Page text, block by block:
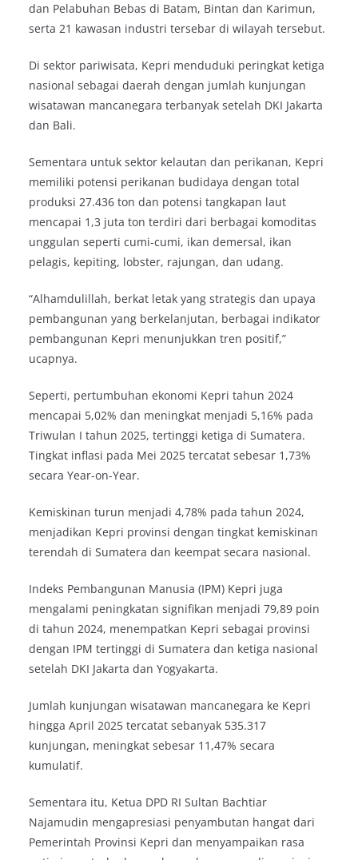
dan Pelabuhan Bebas di Batam, Bintan dan Karimun,
serta 21 kawasan industri tersebar di wilayah tersebut.
Di sektor pariwisata, Kepri menduduki peringkat ketiga
nasional sebagai daerah dengan jumlah kunjungan
wisatawan mancanegara terbanyak setelah DKI Jakarta
dan Bali.
Sementara untuk sektor kelautan dan perikanan, Kepri
memiliki potensi perikanan budidaya dengan total
produksi 27.436 ton dan potensi tangkapan laut
mencapai 1,3 juta ton terdiri dari berbagai komoditas
unggulan seperti cumi-cumi, ikan demersal, ikan
pelagis, kepiting, lobster, rajungan, dan udang.
“Alhamdulillah, berkat letak yang strategis dan upaya
pembangunan yang berkelanjutan, berbagai indikator
pembangunan Kepri menunjukkan tren positif,”
ucapnya.
Seperti, pertumbuhan ekonomi Kepri tahun 2024
mencapai 5,02% dan meningkat menjadi 5,16% pada
Triwulan I tahun 2025, tertinggi ketiga di Sumatera.
Tingkat inflasi pada Mei 2025 tercatat sebesar 1,73%
secara Year-on-Year.
Kemiskinan turun menjadi 4,78% pada tahun 2024,
menjadikan Kepri provinsi dengan tingkat kemiskinan
terendah di Sumatera dan keempat secara nasional.
Indeks Pembangunan Manusia (IPM) Kepri juga
mengalami peningkatan signifikan menjadi 79,89 poin
di tahun 2024, menempatkan Kepri sebagai provinsi
dengan IPM tertinggi di Sumatera dan ketiga nasional
setelah DKI Jakarta dan Yogyakarta.
Jumlah kunjungan wisatawan mancanegara ke Kepri
hingga April 2025 tercatat sebanyak 535.317
kunjungan, meningkat sebesar 11,47% secara
kumulatif.
Sementara itu, Ketua DPD RI Sultan Bachtiar
Najamudin mengapresiasi penyambutan hangat dari
Pemerintah Provinsi Kepri dan menyampaikan rasa